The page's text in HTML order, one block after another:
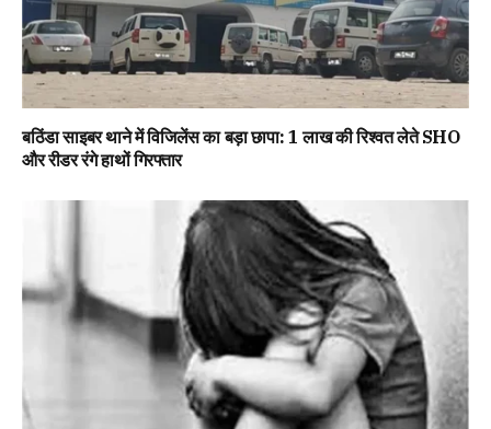
बठिंडा साइबर थाने में विजिलेंस का बड़ा छापा: 1 लाख की रिश्वत लेते SHO
और रीडर रंगे हाथों गिरफ्तार